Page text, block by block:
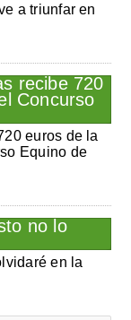
a triunfar en
euros de la
Equino de
en la